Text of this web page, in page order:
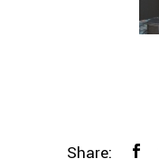
Share: